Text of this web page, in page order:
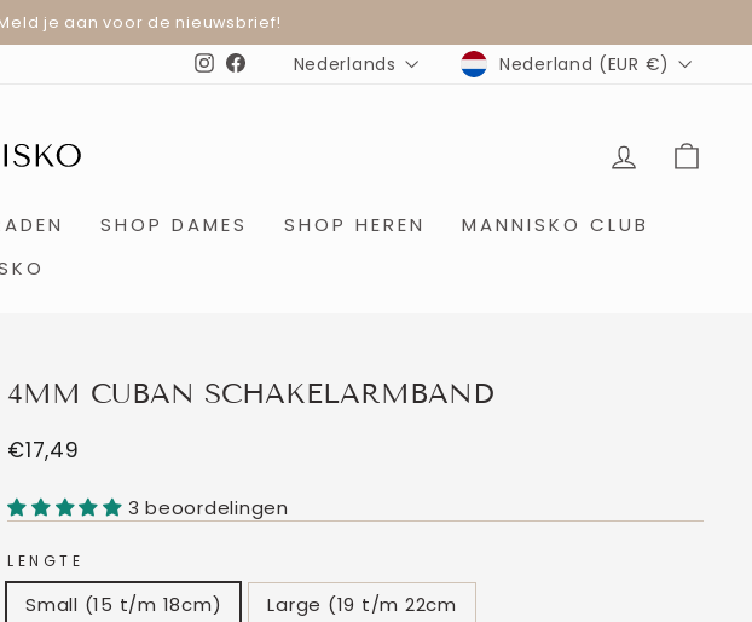
je aan voor de nieuwsbrief!
Instagram
Facebook
TAAL
Nederlands MUNTEENHEID
Nederland (EUR €)
SHOP DAMES SHOP HEREN
MANNISKO CLUB
4MM CUBAN SCHAKELARMBAND
Normale
€17,49
3 beoordelingen
LENGTE
Small (15 t/m 18cm) Large (19 t/m 22cm